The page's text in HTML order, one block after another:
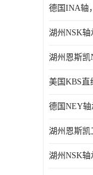
德国
湖州NSK
湖州恩斯凯
湖州NSK